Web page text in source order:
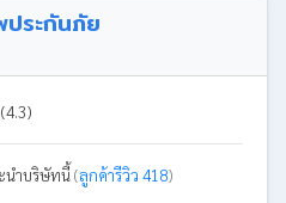
ประกันภัย
(4.3)
ำบริษัทนี้(ลูกค้ารีวิว 418)